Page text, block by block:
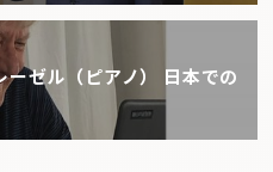
ゼル（ピアノ） 日本での